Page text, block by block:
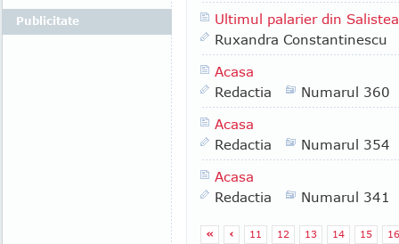
Ultimul palarier din
Ruxandra Constantinescu
Acasa
Redactia
Numarul 360
Acasa
Redactia
Numarul 354
Acasa
Redactia
Numarul 341
« ‹ 11 12 13 14 15 16
Publicitate